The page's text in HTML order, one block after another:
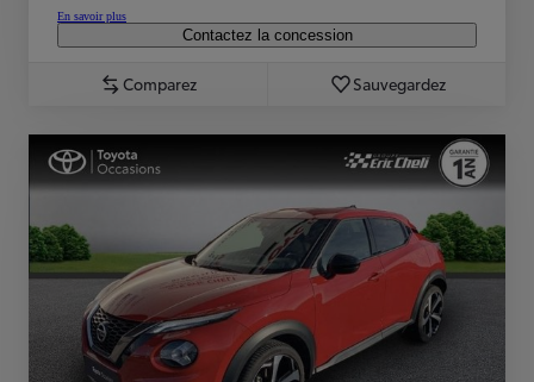
En savoir plus
Contactez la concession
Comparez Sauvegardez